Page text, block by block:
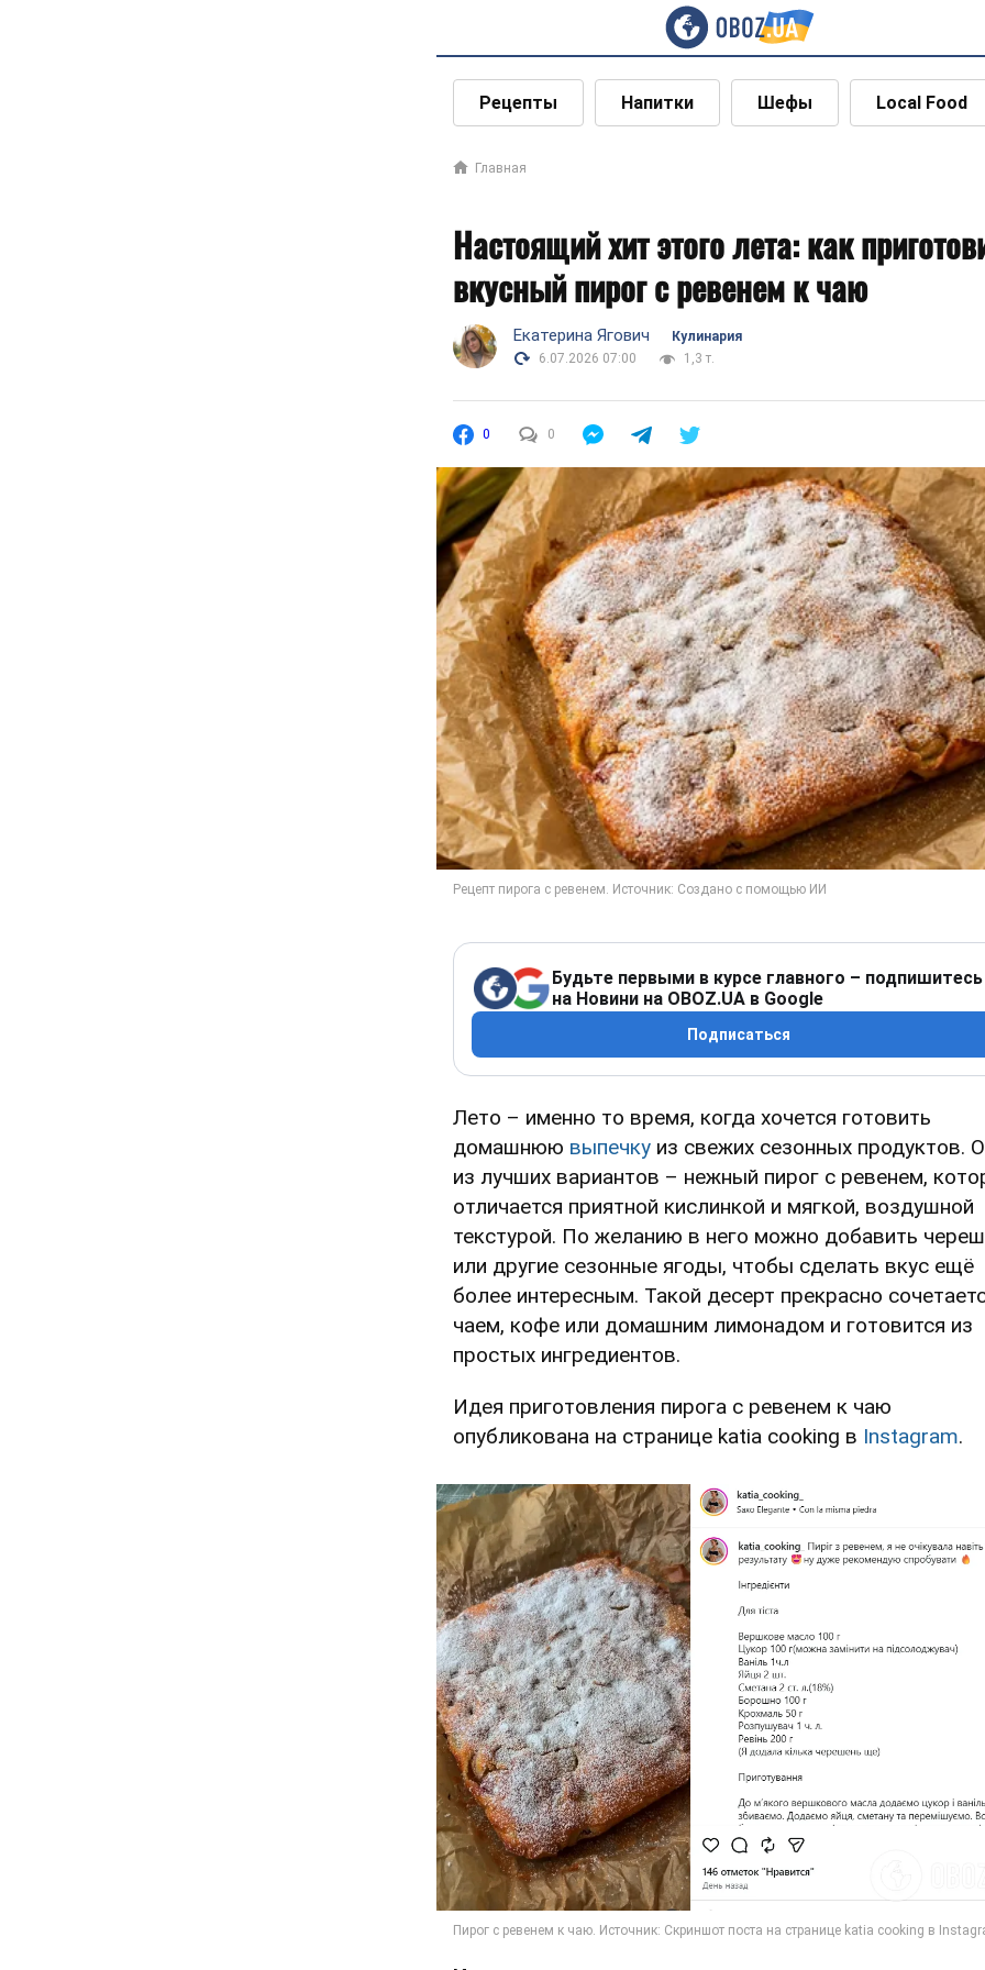
Рецепты Напитки Шефы Local Food
Главная
Настоящий хит этого лета: как
вкусный пирог с ревенем к чаю
Екатерина Ягович
Кулинария
6.07.2026 07:00
1,3 т.
0 0
Будьте первыми в курсе главного – подпишитесь
на Новини на OBOZ.UA в Google
Подписаться
Лето – именно то время, когда хочется готовить
домашнюю выпечку из свежих сезонных продуктов.
из лучших вариантов – нежный пирог с ревенем,
отличается приятной кислинкой и мягкой, воздушной
текстурой. По желанию в него можно добавить
или другие сезонные ягоды, чтобы сделать вкус ещё
более интересным. Такой десерт прекрасно
чаем, кофе или домашним лимонадом и готовится из
простых ингредиентов.
Идея приготовления пирога с ревенем к чаю
опубликована на странице katia cooking в Instagram.